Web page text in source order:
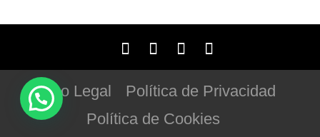
Aviso Legal
Política de Privacidad
Política de Cookies